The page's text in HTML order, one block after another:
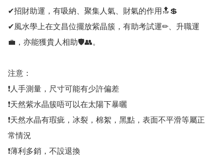
✔招財助運，有吸納、聚集人氣、財氣的作用🔝💲
✔風水學上在文昌位擺放紫晶簇，有助考試運✏、升職運
💼，亦能獲貴人相助🛡👥。
注意：
❗人手測量，尺寸可能有少許偏差
❗天然紫水晶簇唔可以在太陽下暴曬
❗天然水晶有瑕疵，冰裂，棉絮，黑點，表面不平滑等屬正
常情況
❗薄利多銷，不設退換